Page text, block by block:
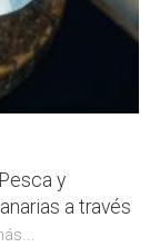
y
a través